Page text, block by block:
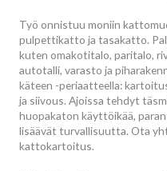
Työ onnistuu moniin
pulpettikatto ja tasakatto.
kuten omakotitalo, paritalo,
autotalli, varasto ja
käteen -periaatteella:
ja siivous. Ajoissa tehdyt
huopakaton käyttöikää,
lisäävät turvallisuutta. Ota
kattokartoitus.